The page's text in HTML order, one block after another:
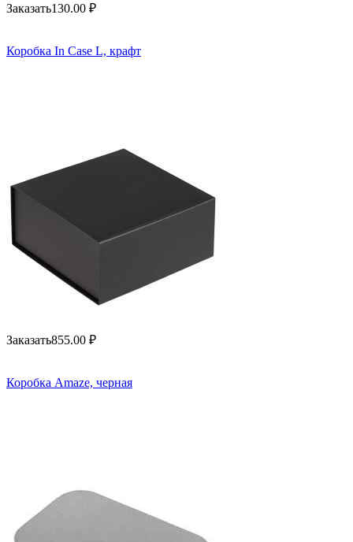
Заказать130.00 ₽
Коробка In Case L, крафт
Заказать855.00 ₽
Коробка Amaze, черная